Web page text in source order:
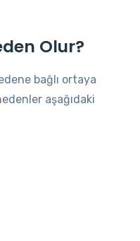
Olur?
bağlı ortaya
aşağıdaki